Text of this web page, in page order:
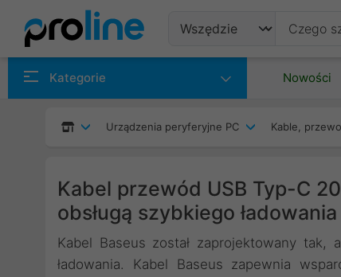
Kategorie Nowości
Urządzenia peryferyjne PC Kable,
Kabel przewód USB Typ-C
obsługą szybkiego
Kabel Baseus został zaprojektowany tak,
ładowania. Kabel Baseus zapewnia